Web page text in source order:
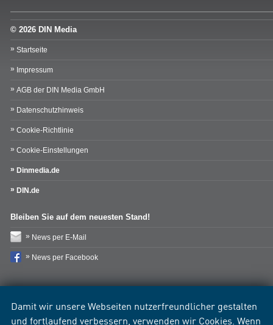
Damit wir unsere Webseiten nutzerfreundlicher gestalten
und fortlaufend verbessern, verwenden wir Cookies. Wenn
© 2026 DIN Media
Startseite
Impressum
AGB der DIN Media GmbH
Datenschutzhinweis
Cookie-Richtlinie
Cookie-Einstellungen
Dinmedia.de
DIN.de
Bleiben Sie auf dem neuesten Stand!
News per E-Mail
News per Facebook